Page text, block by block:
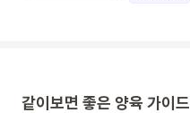
같이보면 좋은 양육 가이드